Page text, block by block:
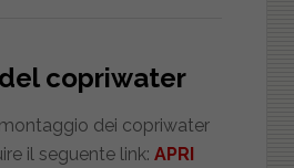
copriwater
dei copriwater
il seguente link: APRI